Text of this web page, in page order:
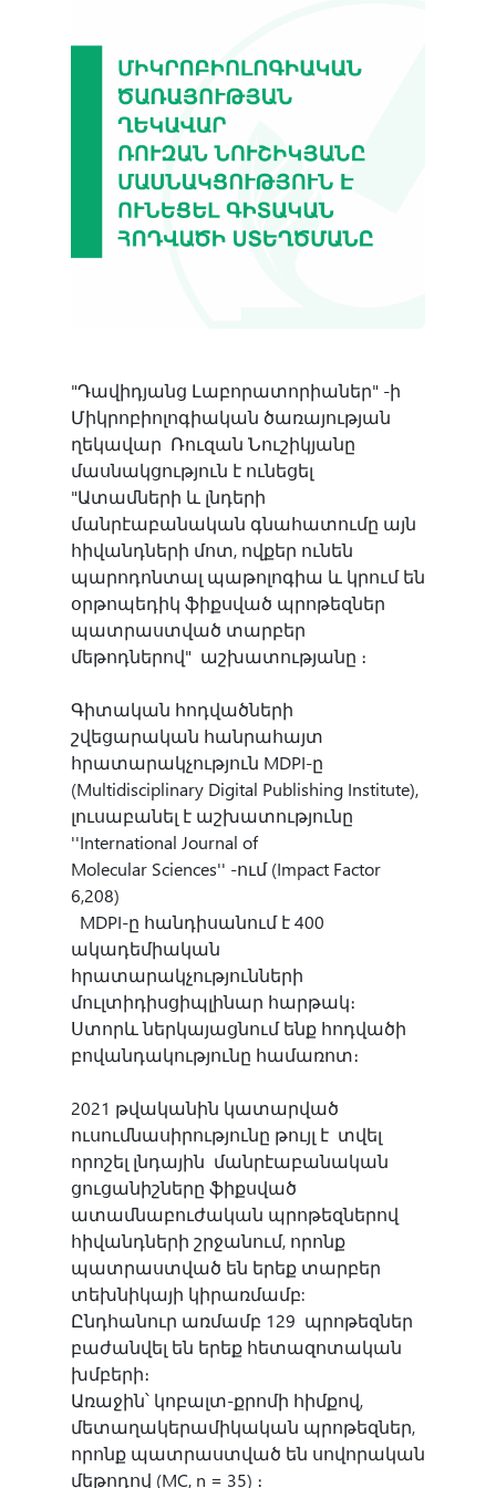
Մասնաճյուղեր
Վանաձոր
Գյումրի
Մարտունի
Աշտարակ
Արմավիր
Եղեգնաձոր
Սիսիան
Կապան
Իջևան
Արարատ
"Դավիդյանց Լաբորատորիաներ" -ի
Միկրոբիոլոգիական ծառայության
ղեկավար Ռուզան Նուշիկյանը
մասնակցություն է ունեցել
"Ատամների և լնդերի
մանրէաբանական գնահատումը այն
հիվանդների մոտ, ովքեր ունեն
պարոդոնտալ պաթոլոգիա և կրում են
օրթոպեդիկ ֆիքսված պրոթեզներ
պատրաստված տարբեր
մեթոդներով" աշխատությանը ։
Գիտական հոդվածների
շվեցարական հանրահայտ
հրատարակչություն MDPI-ը
(Multidisciplinary Digital Publishing Institute),
լուսաբանել է աշխատությունը
''International Journal of
Molecular Sciences'' -ում (Impact Factor
6,208)
MDPI-ը հանդիսանում է 400
ակադեմիական
հրատարակչությունների
մուլտիդիսցիպլինար հարթակ։
Ստորև ներկայացնում ենք հոդվածի
բովանդակությունը համառոտ։
2021 թվականին կատարված
ուսումնասիրությունը թույլ է տվել
որոշել լնդային մանրէաբանական
ցուցանիշները ֆիքսված
ատամնաբուժական պրոթեզներով
հիվանդների շրջանում, որոնք
պատրաստված են երեք տարբեր
տեխնիկայի կիրառմամբ:
Ընդհանուր առմամբ 129 պրոթեզներ
բաժանվել են երեք հետազոտական ​​
խմբերի։
Առաջին՝ կոբալտ-քրոմի հիմքով,
մետաղակերամիկական պրոթեզներ,
որոնք պատրաստված են սովորական
մեթոդով (MC, n = 35) ։